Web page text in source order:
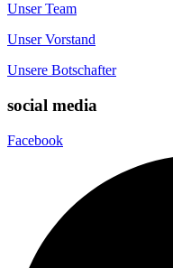
Unser Team
Unser Vorstand
Unsere Botschafter
social media
Facebook